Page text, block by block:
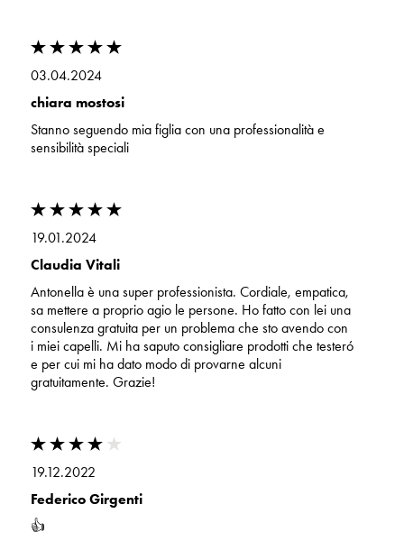
03.04.2024
chiara mostosi
Stanno seguendo mia figlia con una professionalità e
sensibilità speciali
19.01.2024
Claudia Vitali
Antonella è una super professionista. Cordiale, empatica,
sa mettere a proprio agio le persone. Ho fatto con lei una
consulenza gratuita per un problema che sto avendo con
i miei capelli. Mi ha saputo consigliare prodotti che testeró
e per cui mi ha dato modo di provarne alcuni
gratuitamente. Grazie!
19.12.2022
Federico Girgenti
👍